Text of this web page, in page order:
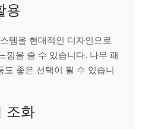
용
템을 현대적인 디자인으로
낌을 줄 수 있습니다. 나무 패
도 좋은 선택이 될 수 있습니
조화